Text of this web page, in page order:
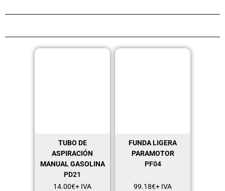
TUBO DE
ASPIRACIÓN
MANUAL GASOLINA
PD21
14.00€+ IVA
FUNDA LIGERA
PARAMOTOR
PF04
99.18€+ IVA